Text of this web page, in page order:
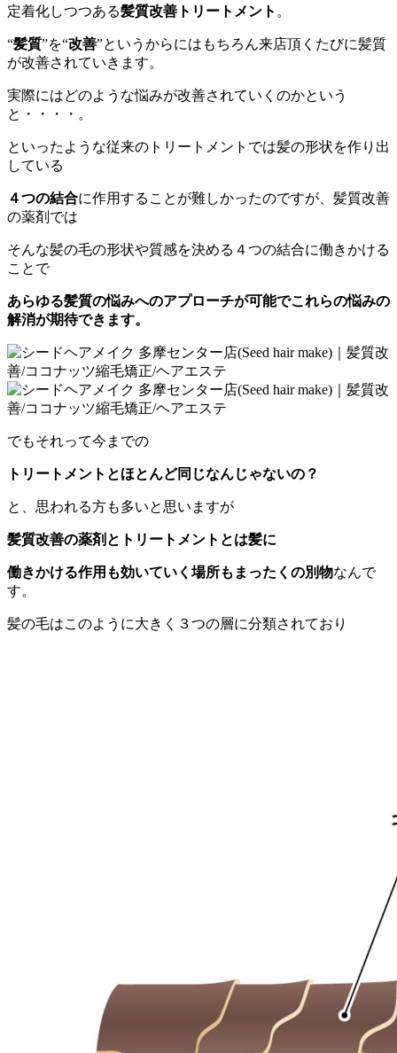
定着化しつつある髪質改善トリートメント 。
“髪質”を“改善”というからにはもちろん来店頂くたびに髪質
が改善されていきます。
実際にはどのような悩みが改善されていくのかという
と・・・・。
といったような従来のトリートメントでは髪の形状を作り出
している
４つの結合に作用することが難しかったのですが、髪質改善
の薬剤では
そんな髪の毛の形状や質感を決める４つの結合に働きかける
ことで
あらゆる髪質の悩みへのアプローチが可能でこれらの悩みの
解消が期待できます。
でもそれって今までの
トリートメントとほとんど同じなんじゃないの？
と、思われる方も多いと思いますが
髪質改善の薬剤とトリートメントとは髪に
働きかける作用も効いていく場所もまったくの別物なんで
す。
髪の毛はこのように大きく３つの層に分類されており